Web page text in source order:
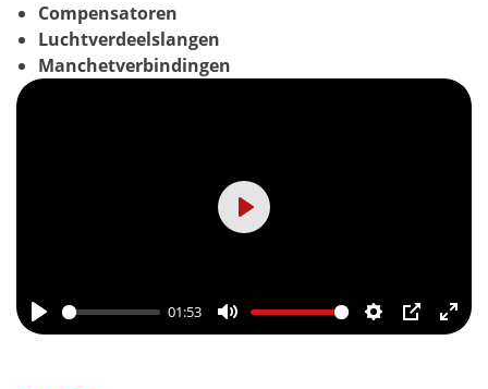
Compensatoren
Luchtverdeelslangen
Manchetverbindingen
Play
01:53
Mute Settings
PIP
Play